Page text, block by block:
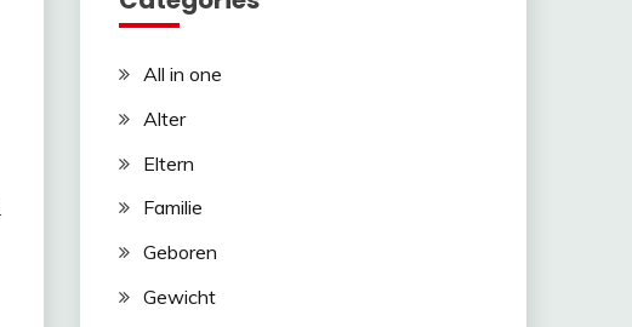
All in one
Alter
Eltern
Familie
Geboren
Gewicht